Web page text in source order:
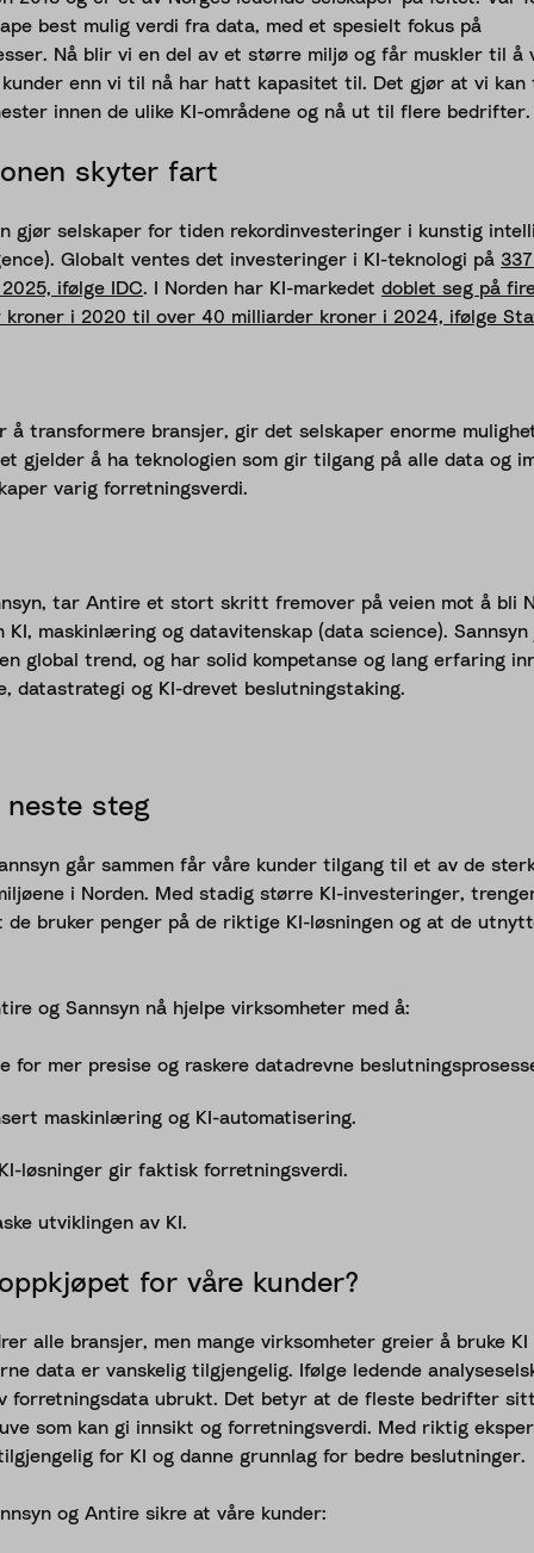
best mulig verdi fra data, med et spesielt fokus på
Nå blir vi en del av et større miljø og får muskler til å
enn vi til nå har hatt kapasitet til. Det gjør at vi kan
innen de ulike KI-områdene og nå ut til flere bedrifter.
skyter fart
gjør selskaper for tiden rekordinvesteringer i kunstig
Globalt ventes det investeringer i KI-teknologi på
ifølge IDC. I Norden har KI-markedet doblet seg på
kroner i 2020 til over 40 milliarder kroner i 2024, ifølge
å transformere bransjer, gir det selskaper enorme
gjelder å ha teknologien som gir tilgang på alle data og
varig forretningsverdi.
tar Antire et stort skritt fremover på veien mot å bli
maskinlæring og datavitenskap (data science). Sannsyn
global trend, og har solid kompetanse og lang erfaring
datastrategi og KI-drevet beslutningstaking.
steg
går sammen får våre kunder tilgang til et av de
i Norden. Med stadig større KI-investeringer,
bruker penger på de riktige KI-løsningen og at de
og Sannsyn nå hjelpe virksomheter med å:
for mer presise og raskere datadrevne
maskinlæring og KI-automatisering.
løsninger gir faktisk forretningsverdi.
utviklingen av KI.
for våre kunder?
alle bransjer, men mange virksomheter greier å bruke
data er vanskelig tilgjengelig. Ifølge ledende
forretningsdata ubrukt. Det betyr at de fleste bedrifter
som kan gi innsikt og forretningsverdi. Med riktig
for KI og danne grunnlag for bedre beslutninger.
og Antire sikre at våre kunder: